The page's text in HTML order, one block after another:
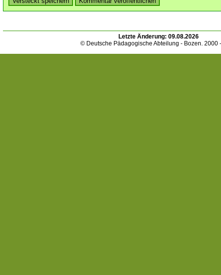
Letzte Änderung: 09.08.2026
© Deutsche Pädagogische Abteilung - Bozen. 2000